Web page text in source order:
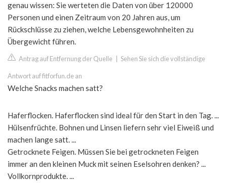
genau wissen: Sie werteten die Daten von über 120000
Personen und einen Zeitraum von 20 Jahren aus, um
Rückschlüsse zu ziehen, welche Lebensgewohnheiten zu
Übergewicht führen.
Antrag auf Entfernung der Quelle Sehen Sie sich die vollständige
Antwort auf fitforfun.de an
Welche Snacks machen satt?
Haferflocken. Haferflocken sind ideal für den Start in den Tag. ...
Hülsenfrüchte. Bohnen und Linsen liefern sehr viel Eiweiß und
machen lange satt. ...
Getrocknete Feigen. Müssen Sie bei getrockneten Feigen
immer an den kleinen Muck mit seinen Eselsohren denken? ...
Vollkornprodukte. ...